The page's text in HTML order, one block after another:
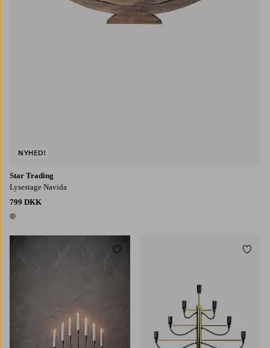
Star Trading
Lysestage Navida
799 DKK
1 farve
NYHED!
Tilføj til favoritter